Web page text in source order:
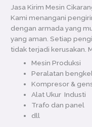
Jasa Kirim Mesin
Kami menangani
dengan armada yang
yang aman. Setiap
tidak terjadi kerusakan.
Mesin Produksi
Peralatan
Kompresor &
Alat Ukur Industi
Trafo dan panel
dll